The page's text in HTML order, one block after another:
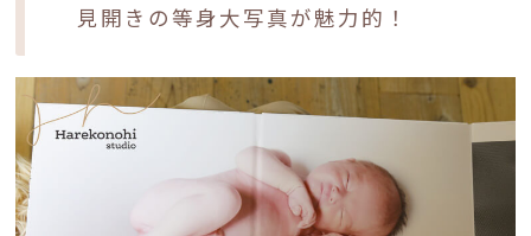
見開きの等身大写真が魅力的！